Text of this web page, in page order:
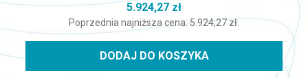
5.924,27 zł
Poprzednia najniższa cena:5.924,27zł.
DODAJ DO KOSZYKA